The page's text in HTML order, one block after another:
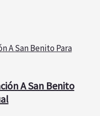
A San Benito